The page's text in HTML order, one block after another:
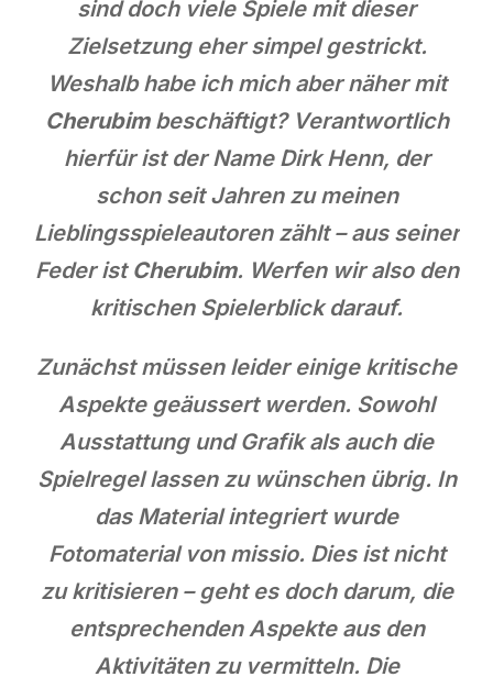
sind doch viele Spiele mit dieser
Zielsetzung eher simpel gestrickt.
Weshalb habe ich mich aber näher mit
Cherubimbeschäftigt? Verantwortlich
hierfür ist der Name Dirk Henn, der
schon seit Jahren zu meinen
Lieblingsspieleautoren zählt – aus seiner
Feder ist Cherubim. Werfen wir also den
kritischen Spielerblick darauf.
Zunächst müssen leider einige kritische
Aspekte geäussert werden. Sowohl
Ausstattung und Grafik als auch die
Spielregel lassen zu wünschen übrig. In
das Material integriert wurde
Fotomaterial von missio. Dies ist nicht
zu kritisieren – geht es doch darum, die
entsprechenden Aspekte aus den
Aktivitäten zu vermitteln. Die